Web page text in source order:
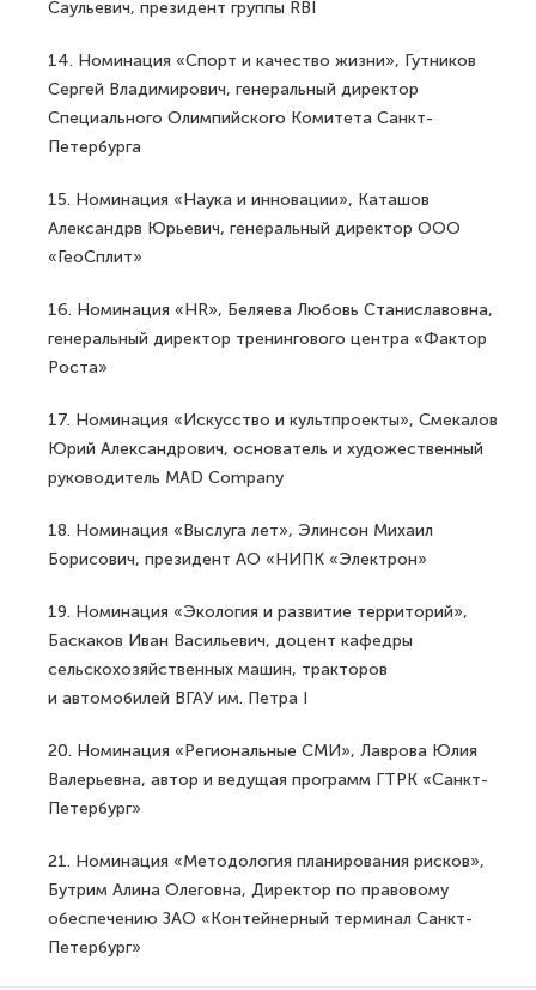
Саульевич, президент группы RBI
14. Номинация «Спорт и качество жизни», Гутников
Сергей Владимирович, генеральный директор
Специального Олимпийского Комитета Санкт-
Петербурга
15. Номинация «Наука и инновации», Каташов
Александрв Юрьевич, генеральный директор ООО
«ГеоСплит»
16. Номинация «HR», Беляева Любовь Станиславовна,
генеральный директор тренингового центра «Фактор
Роста»
17. Номинация «Искусство и культпроекты», Смекалов
Юрий Александрович, основатель и художественный
руководитель MAD Company
18. Номинация «Выслуга лет», Элинсон Михаил
Борисович, президент АО «НИПК «Электрон»
19. Номинация «Экология и развитие территорий»,
Баскаков Иван Васильевич, доцент кафедры
сельскохозяйственных машин, тракторов
и автомобилей ВГАУ им. Петра I
20. Номинация «Региональные СМИ», Лаврова Юлия
Валерьевна, автор и ведущая программ ГТРК «Санкт-
Петербург»
21. Номинация «Методология планирования рисков»,
Бутрим Алина Олеговна, Директор по правовому
обеспечению ЗАО «Контейнерный терминал Санкт-
Петербург»